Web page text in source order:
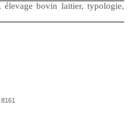
élevage bovin laitier, typologie,